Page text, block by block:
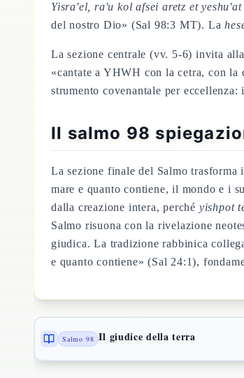
Yisra'el, ra'u kol afsei aretz et
del nostro Dio» (Sal 98:3 MT). La
La sezione centrale (vv. 5-6) invita
«cantate a YHWH con la cetra, con
strumento covenantale per
Il salmo 98
La sezione finale del Salmo
mare e quanto contiene, il mondo e i
dalla creazione intera, perché yishpot
Salmo risuona con la rivelazione
giudica. La tradizione rabbinica
e quanto contiene» (Sal 24:1),
Salmo 98 Il giudice della terra